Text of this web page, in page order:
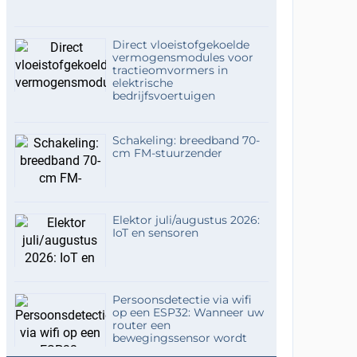
Direct vloeistofgekoelde
vermogensmodules voor
tractieomvormers in
elektrische
bedrijfsvoertuigen
Schakeling: breedband 70-
cm FM-stuurzender
Elektor juli/augustus 2026:
IoT en sensoren
Persoonsdetectie via wifi
op een ESP32: Wanneer uw
router een
bewegingssensor wordt